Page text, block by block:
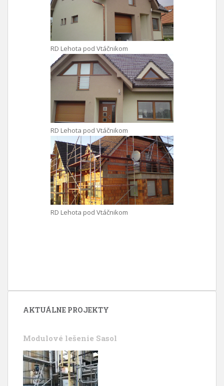
RD Lehota pod Vtáčnikom
RD Lehota pod Vtáčnikom
RD Lehota pod Vtáčnikom
AKTUÁLNE PROJEKTY
Modulové lešenie Sasol